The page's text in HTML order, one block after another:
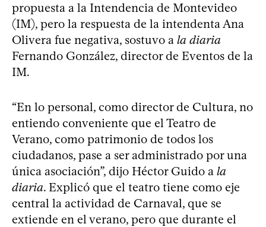
propuesta a la Intendencia de Montevideo
(IM), pero la respuesta de la intendenta Ana
Olivera fue negativa, sostuvo a la diaria
Fernando González, director de Eventos de la
IM.
“En lo personal, como director de Cultura, no
entiendo conveniente que el Teatro de
Verano, como patrimonio de todos los
ciudadanos, pase a ser administrado por una
única asociación”, dijo Héctor Guido a la
diaria. Explicó que el teatro tiene como eje
central la actividad de Carnaval, que se
extiende en el verano, pero que durante el